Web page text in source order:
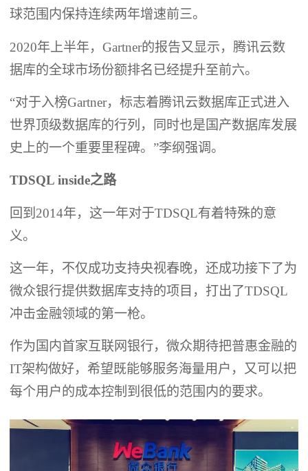
球范围内保持连续两年增速前三。
2020年上半年，Gartner的报告又显示，腾讯云数
据库的全球市场份额排名已经提升至前六。
“对于入榜Gartner，标志着腾讯云数据库正式进入
世界顶级数据库的行列，同时也是国产数据库发展
史上的一个重要里程碑。”李纲强调。
TDSQL inside之路
回到2014年，这一年对于TDSQL有着特殊的意
义。
这一年，不仅成功支持央视春晚，还成功接下了为
微众银行提供数据库支持的项目，打出了TDSQL
冲击金融领域的第一枪。
作为国内首家互联网银行，微众期待把普惠金融的
IT架构做好，希望既能够服务海量用户，又可以把
每个用户的成本控制到很低的范围内的要求。